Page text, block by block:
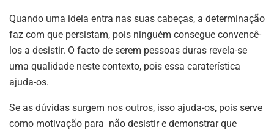
Quando uma ideia entra nas suas cabeças, a determinação
faz com que persistam, pois ninguém consegue convencê-
los a desistir. O facto de serem pessoas duras revela-se
uma qualidade neste contexto, pois essa caraterística
ajuda-os.
Se as dúvidas surgem nos outros, isso ajuda-os, pois serve
como motivação para não desistir e demonstrar que